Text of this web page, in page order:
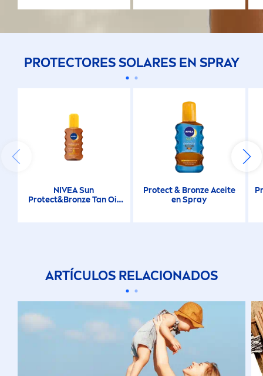
PROTECTORES SOLARES EN SPRAY
NIVEASun
Protect&BronzeTan Oil
Protect& BronzeAceite
en Spray
ARTÍCULOS RELACIONADOS